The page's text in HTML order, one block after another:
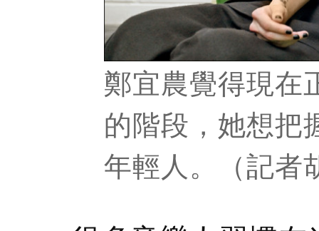
鄭宜農覺得現在
的階段，她想把
年輕人。（記者